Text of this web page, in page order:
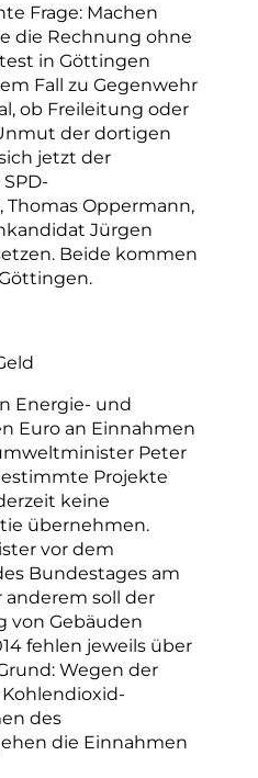
Frage: Machen
die Rechnung ohne
in Göttingen
Fall zu Gegenwehr
ob Freileitung oder
der dortigen
jetzt der
Oppermann,
Jürgen
Beide kommen
Energie- und
Euro an Einnahmen
Peter
Projekte
keine
übernehmen.
vor dem
Bundestages am
soll der
von Gebäuden
fehlen jeweils über
Wegen der
des
die Einnahmen